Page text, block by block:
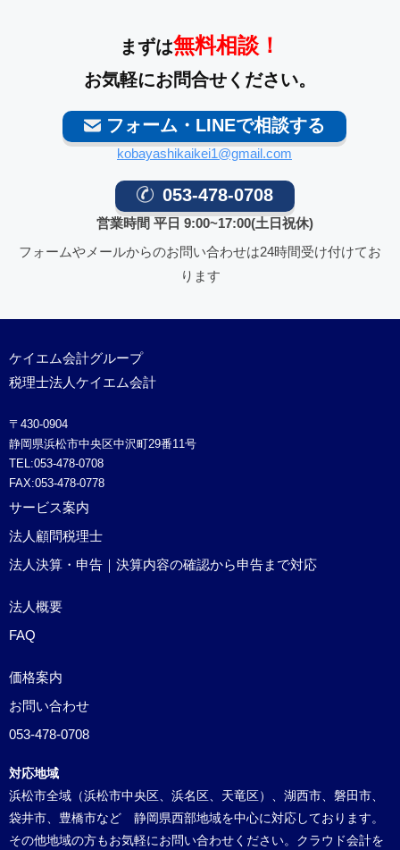
まずは無料相談！
お気軽にお問合せください。
フォーム・LINEで相談する
kobayashikaikei1@gmail.com
053-478-0708
営業時間 平日 9:00~17:00(土日祝休)
フォームやメールからのお問い合わせは24時間受け付けてお
ります
ケイエム会計グループ
税理士法人ケイエム会計
〒430-0904
静岡県浜松市中央区中沢町29番11号
TEL:053-478-0708
FAX:053-478-0778
サービス案内
法人顧問税理士
法人決算・申告｜決算内容の確認から申告まで対応
法人概要
FAQ
価格案内
お問い合わせ
053-478-0708
対応地域
浜松市全域（浜松市中央区、浜名区、天竜区）、湖西市、磐田市、
袋井市、豊橋市など 静岡県西部地域を中心に対応しております。
その他地域の方もお気軽にお問い合わせください。クラウド会計を